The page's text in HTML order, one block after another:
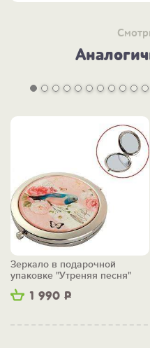
1 990 Р
Зеркало в подарочной
упаковке "Утреняя песня"